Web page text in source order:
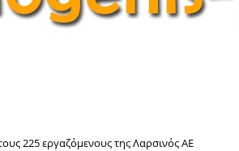
225 εργαζόμενους της Λαρσινός ΑΕ